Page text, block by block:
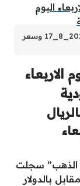
سعر الذهب في السعودية اليوم الاربعاء اليوم 2025_8_17 وسعر
الذهب” سجلت
السعودي “6,667.16 ” مقابل بالدولار